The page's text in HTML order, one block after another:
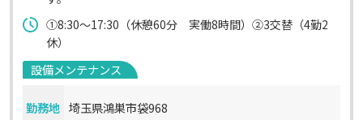
①8:30～17:30（休憩60分 実働8時間）②3交替（4勤2
休）
設備メンテナンス
勤務地 埼玉県鴻巣市袋968